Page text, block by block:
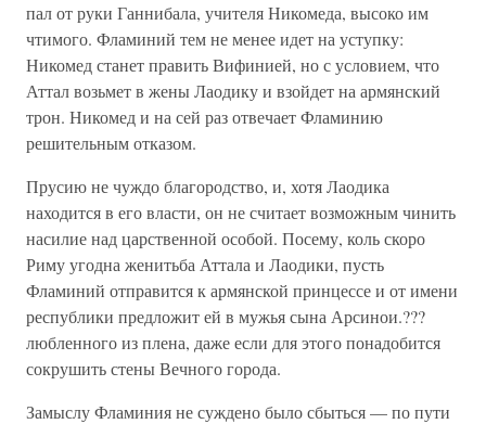
пал от руки Ганнибала, учителя Никомеда, высоко им
чтимого. Фламиний тем не менее идет на уступку:
Никомед станет править Вифинией, но с условием, что
Аттал возьмет в жены Лаодику и взойдет на армянский
трон. Никомед и на сей раз отвечает Фламинию
решительным отказом.
Прусию не чуждо благородство, и, хотя Лаодика
находится в его власти, он не считает возможным чинить
насилие над царственной особой. Посему, коль скоро
Риму угодна женитьба Аттала и Лаодики, пусть
Фламиний отправится к армянской принцессе и от имени
республики предложит ей в мужья сына Арсинои.???
любленного из плена, даже если для этого понадобится
сокрушить стены Вечного города.
Замыслу Фламиния не суждено было сбыться — по пути